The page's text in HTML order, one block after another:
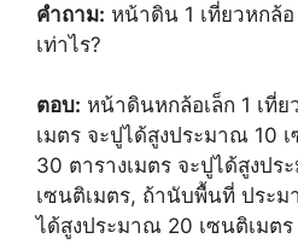
คำถาม: หน้าดิน 1 เที่ยวหกล้
เท่าไร?
ตอบ: หน้าดินหกล้อเล็ก 1 เที่
เมตร จะปูได้สูงประมาณ 10
30 ตารางเมตร จะปูได้สูงปร
เซนติเมตร, ถ้านับพื้นที่ ประม
ได้สูงประมาณ 20 เซนติเมตร